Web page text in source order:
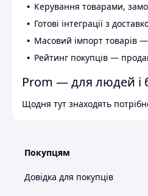
Керування товарами,
Готові інтеграції з
Масовий імпорт товарів
Рейтинг покупців —
Prom — для людей і
Щодня тут знаходять
Покупцям
Довідка для покупців